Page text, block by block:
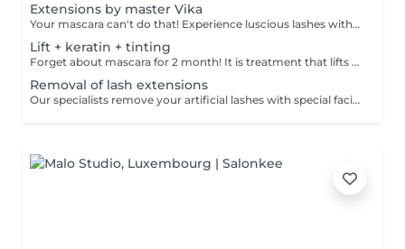
Extensions by master Vika
Your mascara can't do that! Experience luscious lashes with our professional lash extensions. Each artificial lash is expertly applied to your natural lashes, creating a fuller, longer, and darker look. Volume options: choose from 1D to 5D for the perfect fullness. Personalised choices: discuss your preferences for curves and colours with our expert. What to expect: - eye area is cleaned - tape and patches protect the skin - extensions are applied to your natural lashes - lashes are dried for a secure hold - tape and patches are removed Post-care: avoid wetting lashes for 24 hours. Frequency: schedule every 3-4 weeks.
Lift + keratin + tinting
Forget about mascara for 2 month! It is treatment that lifts and curls your natural lashes to make them look longer and give them an attractive shape that will open up your eyes. How is lash lamination done? - lashes are washed - eye pad is placed - silicone rods are placed - perming solution is applied - lifting solution is applied - noutralizing solution is applied - henna or paint is applied - keratin is applied - lashes are washed - silicone rods are removed Age restrictions: recommended to do from 14 years. Post procedure recommendations: do not wash eyelashes 24 hours after the procedure. Frequency: once in 4-6 weeks.
Removal of lash extensions
Our specialists remove your artificial lashes with special facilities. If the lashes were done in our beauty space - on your next visit for lash extensions removal will be for free.